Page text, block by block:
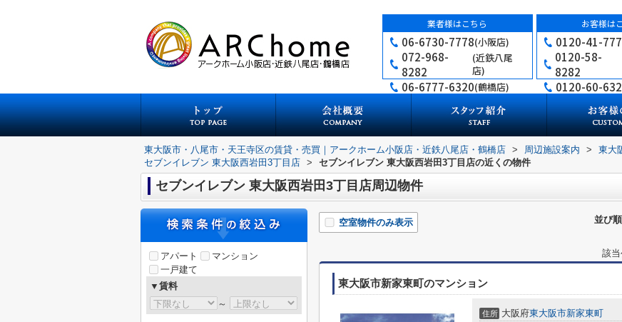
業者様はこちら
06-6730-7778(小阪店)
072-968-
8282
(近鉄八尾
店)
06-6777-6320(鶴橋店)
お客様は
0120-41-
0120-58-
8282
0120-60-
東大阪市・八尾市・天王寺区の賃貸・売買｜アークホーム小阪店・近鉄八尾店・鶴橋店 > 周辺施設案内 > 東大
セブンイレブン 東大阪西岩田3丁目店 > セブンイレブン 東大阪西岩田3丁目店の近くの物件
セブンイレブン 東大阪西岩田3丁目店周辺物件
並び順
空室物件のみ表示
該
東大阪市新家東町のマンション
住所 大阪府東大阪市新家東町
アパート
マンション
一戸建て
▼賃料
～